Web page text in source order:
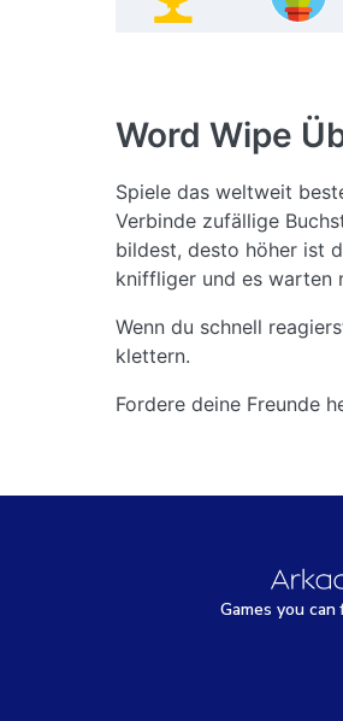
Word Wipe
Spiele das weltweit
Verbinde zufällige
bildest, desto höher ist
kniffliger und es warten
Wenn du schnell
klettern.
Fordere deine Freunde
Games you can